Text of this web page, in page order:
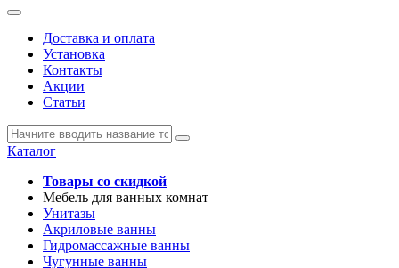
Доставка и оплата
Установка
Контакты
Акции
Статьи
Каталог
Товары со скидкой
Мебель для ванных комнат
Унитазы
Акриловые ванны
Гидромассажные ванны
Чугунные ванны